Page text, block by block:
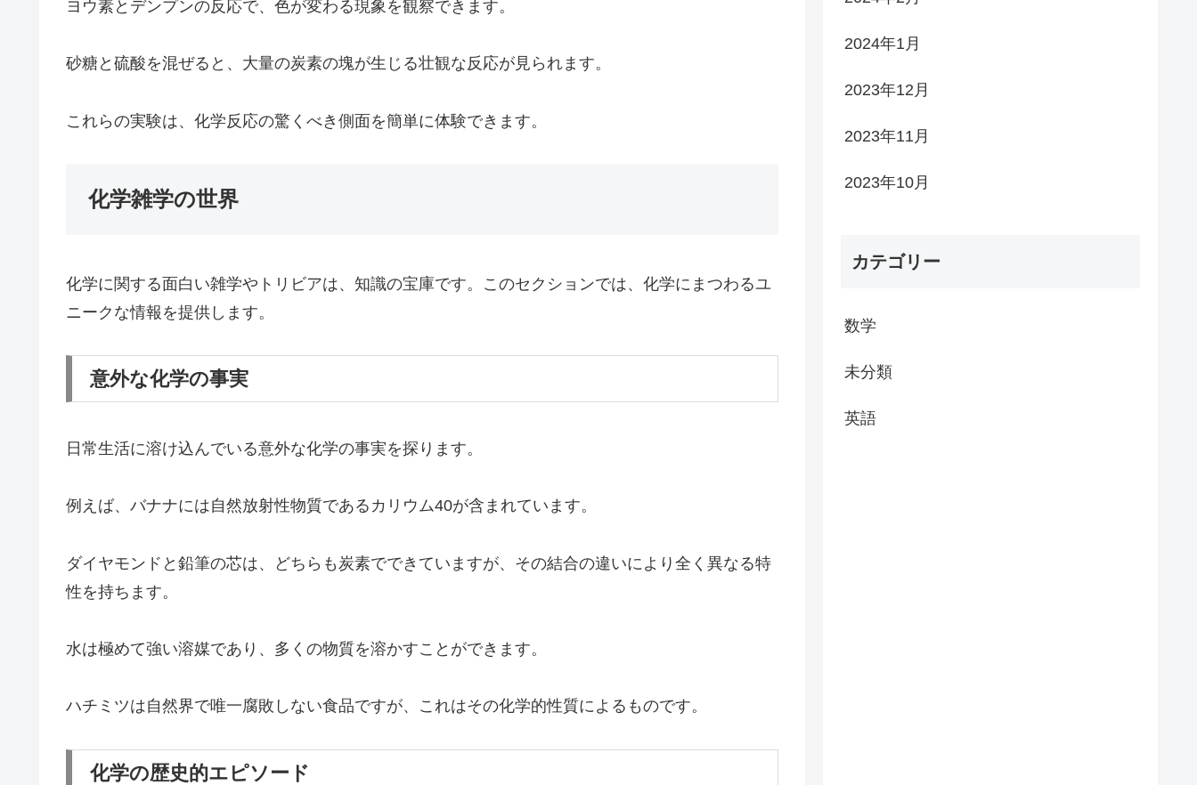
ヨウ素とデンプンの反応で、色が変わる現象を観察できます。
砂糖と硫酸を混ぜると、大量の炭素の塊が生じる壮観な反応が見られます。
これらの実験は、化学反応の驚くべき側面を簡単に体験できます。
化学雑学の世界
化学に関する面白い雑学やトリビアは、知識の宝庫です。このセクションでは、化学にまつわるユ
ニークな情報を提供します。
意外な化学の事実
日常生活に溶け込んでいる意外な化学の事実を探ります。
例えば、バナナには自然放射性物質であるカリウム40が含まれています。
ダイヤモンドと鉛筆の芯は、どちらも炭素でできていますが、その結合の違いにより全く異なる特
性を持ちます。
水は極めて強い溶媒であり、多くの物質を溶かすことができます。
ハチミツは自然界で唯一腐敗しない食品ですが、これはその化学的性質によるものです。
化学の歴史的エピソード
2024年1月
2023年12月
2023年11月
2023年10月
カテゴリー
数学
未分類
英語